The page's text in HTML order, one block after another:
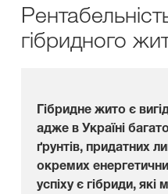
гібридного
Гібридне жито є
адже в Україні
ґрунтів, придатних
окремих
успіху є гібриди,